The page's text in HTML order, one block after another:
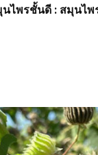
ไพรชั้นดี : สมุนไพ